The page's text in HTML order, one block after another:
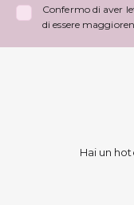
Confermo di aver
di essere
Hai un